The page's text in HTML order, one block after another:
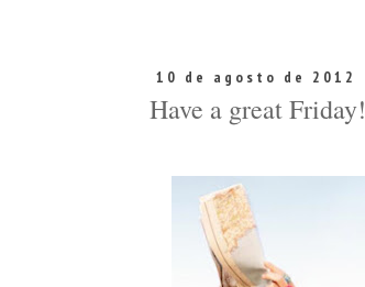
10 de agosto de 2012
Have a great Friday!